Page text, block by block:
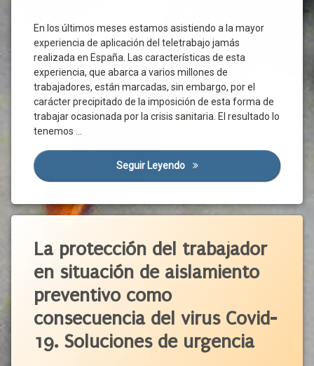
Trabajadores
Trabajadores
Vulnerables
Trabajo
Unión
Europea
Medidas
Urgentes
Nueva
Normalidad
OMS
Pandemia
Plan Para
Transición
Prevención
De
Riesgos
Laborales
Provincias
Rebrote
Salud
Pública
En los últimos meses estamos asistiendo a la mayor
experiencia de aplicación del teletrabajo jamás
realizada en España. Las características de esta
experiencia, que abarca a varios millones de
trabajadores, están marcadas, sin embargo, por el
carácter precipitado de la imposición de esta forma de
trabajar ocasionada por la crisis sanitaria. El resultado lo
tenemos …
Seguir Leyendo Los Teletrabajadores De La
De
Conciliación
Conexión
Confinamiento
Control
Actividad
Costes
Crisis
Sanitaria
Datos
Domicilio
Emergencia
Empleador
Empresario
Equipo
La protección del trabajador
en situación de aislamiento
preventivo como
consecuencia del virus Covid-
19. Soluciones de urgencia
Accidente
De
Trabajo
Calificación
Jurídica
Contagio
Contingencias